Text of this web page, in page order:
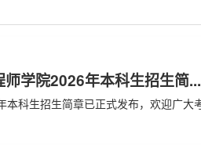
学院2026年本科生招生简...